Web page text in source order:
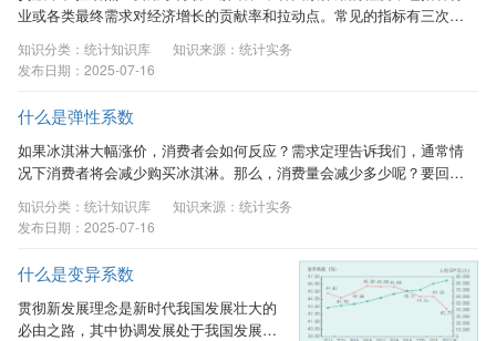
业或各类最终需求对经济增长的贡献率和拉动点。常见的指标有三次产
点。 一、贡献率和拉动点的计算方法 贡献率可利用各行业不变价增加
值的增量或各最终需求项的不变价增量除以当期GDP的不变价增量计算
不变价绝对额，为上年同期某行业增加值或某项最终需求的不变价绝对
额，和分别为当期与上年同期GDP不变价绝对额。...
知识分类：统计知识库
知识来源：统计实务
发布日期：2025-07-16
什么是弹性系数
如果冰淇淋大幅涨价，消费者会如何反应？需求定理告诉我们，通常情
况下消费者将会减少购买冰淇淋。那么，消费量会减少多少呢？要回答
学名词，由英国近代经济学家、新古典学派创始人阿尔弗雷德•马歇尔
（Alfred Marshall）提出，是指一个变量相对于另一个变量发生的一定
比例改变的属性，也就是一个变量对另一个变量变化的反应程度。 弹
性系数则是对弹性大小进行衡量的指标，表示两个变量变动情况的依存
关系。 二、计算方法 假定有两个变量X和Y，...
知识分类：统计知识库
知识来源：统计实务
发布日期：2025-07-16
什么是变异系数
贯彻新发展理念是新时代我国发展壮大的
必由之路，其中协调发展处于我国发展全